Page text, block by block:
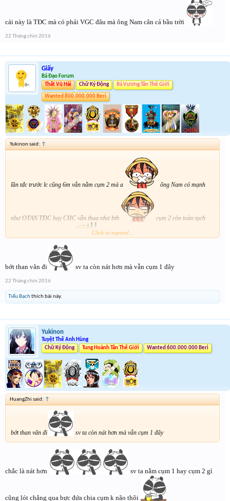
cái này là TĐC mà có phải VGC đâu mà ông Nam cân cả bầu trời
22 Tháng chín 2016
Giấy
Bá Đạo Forum
Thất Vũ Hải
Chữ Ký Động Bá Vương Tân Thế Giới
Wanted 800.000.000 Beri
Yukinon said: ↑
lần tđc trước lc cũng 6m vẫn nằm cụm 2 mà a ông Nam có mạnh
như OTAN TĐC hay CHC vẫn thua như bth cụm 2 còn toàn tạch
vòng 32 nói chi cụm 1
cái này là TĐC mà có phải VGC đâu mà ông Nam cân cả bầu trời
Click to expand...
bớt than vãn đi sv ta còn nát hơn mà vẫn cụm 1 đây
22 Tháng chín 2016
Tiểu Bạchthích bài này.
Yukinon
Tuyệt Thế Anh Hùng
Chữ Ký Động
Tung Hoành Tân Thế Giới Wanted 600.000.000 Beri
HuangZhi said: ↑
bớt than vãn đi sv ta còn nát hơn mà vẫn cụm 1 đây
chắc là nát hơn sv ta nằm cụm 1 hay cụm 2 gì
cũng lót chẳng qua bực đứa chia cụm k não thôi